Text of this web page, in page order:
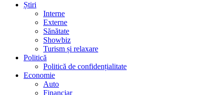
Știri
Interne
Externe
Sănătate
Showbiz
Turism și relaxare
Politică
Politică de confidențialitate
Economie
Auto
Financiar